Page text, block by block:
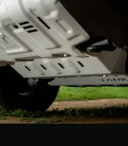
TANK 700
Сила
от 10 199